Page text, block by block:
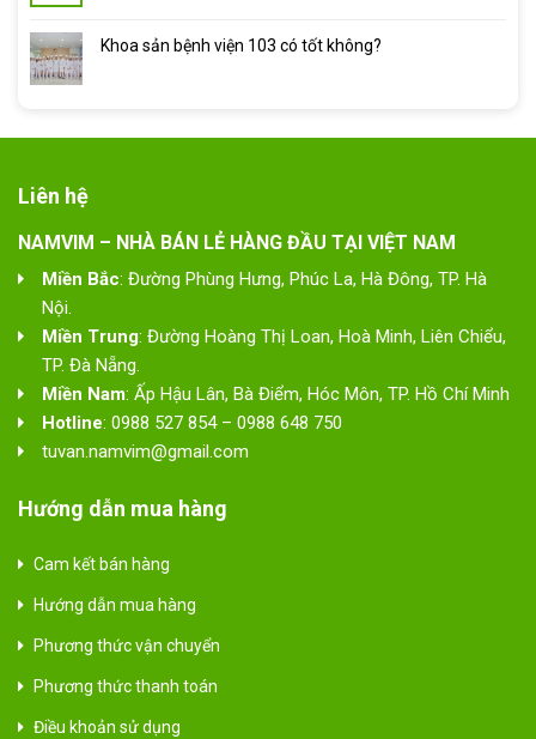
Khoa sản bệnh viện 103 có tốt không?
Liên hệ
NAMVIM – NHÀ BÁN LẺ HÀNG ĐẦU TẠI VIỆT NAM
Miền Bắc: Đường Phùng Hưng, Phúc La, Hà Đông, TP. Hà
Nội.
Miền Trung: Đường Hoàng Thị Loan, Hoà Minh, Liên Chiểu,
TP. Đà Nẵng.
Miền Nam: Ấp Hậu Lân, Bà Điểm, Hóc Môn, TP. Hồ Chí Minh
Hotline: 0988 527 854 – 0988 648 750
tuvan.namvim@gmail.com
Hướng dẫn mua hàng
Cam kết bán hàng
Hướng dẫn mua hàng
Phương thức vận chuyển
Phương thức thanh toán
Điều khoản sử dụng